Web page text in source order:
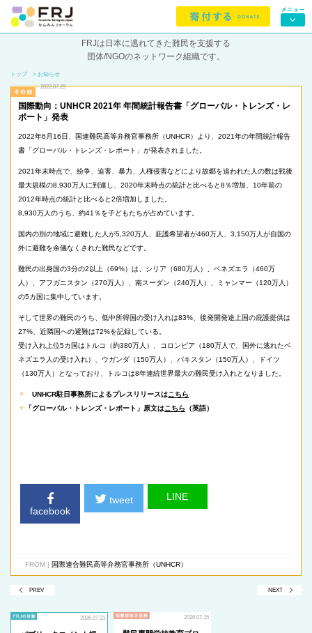
FRJは日本に逃れてきた難民を支援する
団体/NGOのネットワーク組織です。
トップ > お知らせ
2022.07.29
国際動向：UNHCR 2021年 年間統計報告書「グローバル・トレンズ・レ
ポート」発表
2022年6月16日、国連難民高等弁務官事務所（UNHCR）より、2021年の年間統計報告
書「グローバル・トレンズ・レポート」が発表されました。
2021年末時点で、紛争、迫害、暴力、人権侵害などにより故郷を追われた人の数は戦後
最大規模の8,930万人に到達し、2020年末時点の統計と比べると8％増加、10年前の
2012年時点の統計と比べると2倍増加しました。
8,930万人のうち、約41％を子どもたちが占めています。
国内の別の地域に避難した人が5,320万人、庇護希望者が460万人、3,150万人が自国の
外に避難を余儀なくされた難民などです。
難民の出身国の3分の2以上（69%）は、シリア（680万人）、ベネズエラ（460万
人）、アフガニスタン（270万人）、南スーダン（240万人）、ミャンマー（120万人）
の5カ国に集中しています。
そして世界の難民のうち、低中所得国の受け入れは83%、後発開発途上国の庇護提供は
27%、近隣国への避難は72%を記録している。
受け入れ上位5カ国はトルコ（約380万人）、コロンビア（180万人で、国外に逃れたベ
ネズエラ人の受け入れ）、ウガンダ（150万人）、パキスタン（150万人）、ドイツ
（130万人）となっており、トルコは8年連続世界最大の難民受け入れとなりました。
▼ UNHCR駐日事務所によるプレスリリースはこちら
▼
「グローバル・トレンズ・レポート」原文はこちら （英語）
facebook
tweet LINE
FROM | 国際連合難民高等弁務官事務所（UNHCR）
PREV NEXT
2026.07.31 2026.07.15